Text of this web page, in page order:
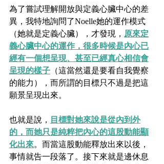
為了嘗試理解開放與定義心臟中心的差
異，我特地詢問了Noelle她的運作模式
（她就是定義心臟），才發現， 原來定
義心臟中心的運作，很多時候是內心已
經有一個想呈現、甚至已經真心相信會
呈現的樣子 （這當然還是要看自我覺察
的能力），而所謂的目標只不過是把這
願景呈現出來。
也就是說，
目標對她來說是從內到外
的，而她只是純粹把內心的這股動能顯
化出來。而當這股動能釋放出來以後，
事情就告一段落了。接下來就是邊休息